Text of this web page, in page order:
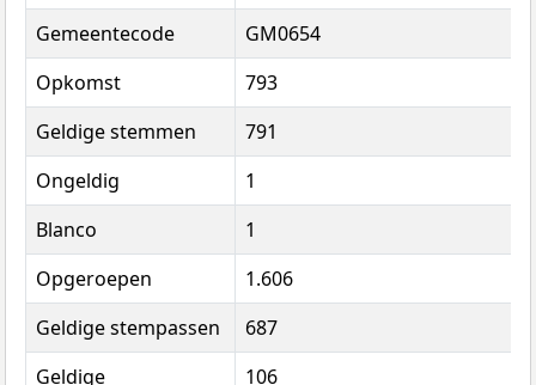
Gemeentecode
GM0654
Opkomst
793
Geldige stemmen
791
Ongeldig
1
Blanco
1
Opgeroepen
1.606
Geldige stempassen
687
Geldige
106